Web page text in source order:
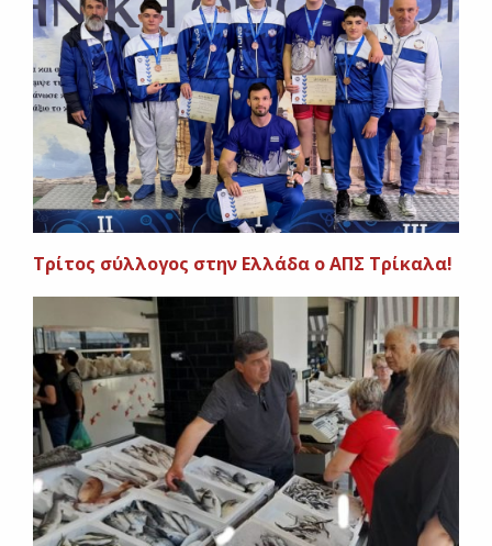
Τρίτος σύλλογος στην Ελλάδα ο ΑΠΣ Τρίκαλα!